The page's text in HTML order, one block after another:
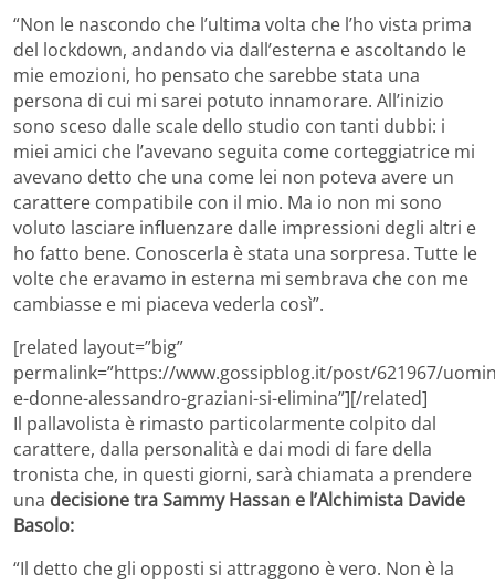
“Non le nascondo che l’ultima volta che l’ho vista prima
del lockdown, andando via dall’esterna e ascoltando le
mie emozioni, ho pensato che sarebbe stata una
persona di cui mi sarei potuto innamorare. All’inizio
sono sceso dalle scale dello studio con tanti dubbi: i
miei amici che l’avevano seguita come corteggiatrice mi
avevano detto che una come lei non poteva avere un
carattere compatibile con il mio. Ma io non mi sono
voluto lasciare influenzare dalle impressioni degli altri e
ho fatto bene. Conoscerla è stata una sorpresa. Tutte le
volte che eravamo in esterna mi sembrava che con me
cambiasse e mi piaceva vederla così”.
[related layout=”big”
permalink=”https://www.gossipblog.it/post/621967/
e-donne-alessandro-graziani-si-elimina”][/related]
Il pallavolista è rimasto particolarmente colpito dal
carattere, dalla personalità e dai modi di fare della
tronista che, in questi giorni, sarà chiamata a prendere
una decisione tra Sammy Hassan e l’Alchimista Davide
Basolo:
“Il detto che gli opposti si attraggono è vero. Non è la